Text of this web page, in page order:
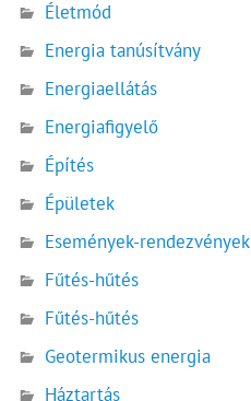
Életmód
Energia tanúsítvány
Energiaellátás
Energiafigyelő
Építés
Épületek
Események-rendezvények
Fűtés-hűtés
Fűtés-hűtés
Geotermikus energia
Háztartás